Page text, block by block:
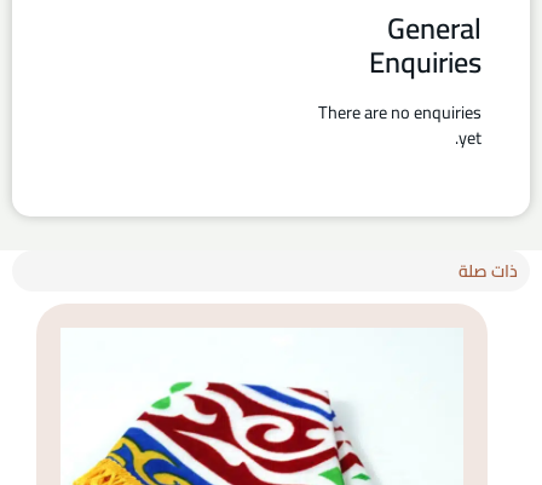
General
Enquiries
There are no enquiries
yet.
ذات صلة